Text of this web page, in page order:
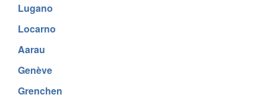
Lugano
Locarno
Aarau
Genève
Grenchen